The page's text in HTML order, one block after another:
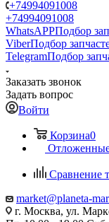
+74994091008
+74994091008
WhatsAPPПодбор
ViberПодбор
TelegramПодбор
Заказать звонок
Задать вопрос
Войти
Корзина0
Сравнение
market@planeta-
г. Москва, ул.